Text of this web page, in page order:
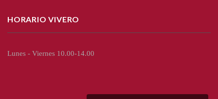
HORARIO VIVERO
Lunes - Viernes 10.00-14.00